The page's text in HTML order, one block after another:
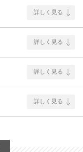
詳しく見る
詳しく見る
詳しく見る
詳しく見る